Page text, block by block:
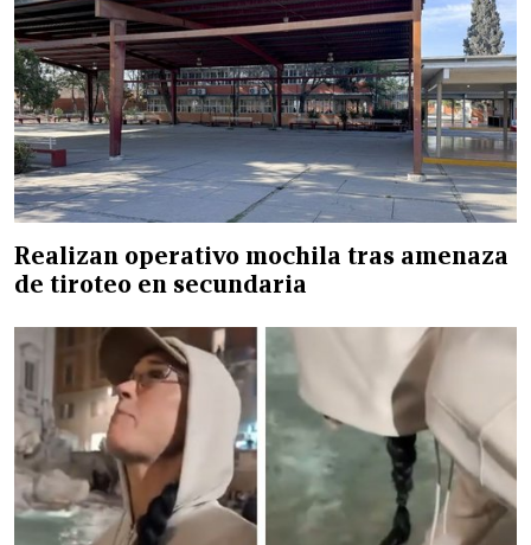
Realizan operativo mochila tras amenaza
de tiroteo en secundaria